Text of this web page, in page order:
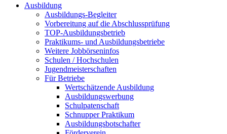
Ausbildung
Ausbildungs-Begleiter
Vorbereitung auf die Abschlussprüfung
TOP-Ausbildungsbetrieb
Praktikums- und Ausbildungsbetriebe
Weitere Jobbörseninfos
Schulen / Hochschulen
Jugendmeisterschaften
Für Betriebe
Wertschätzende Ausbildung
Ausbildungswerbung
Schulpatenschaft
Schnupper Praktikum
Ausbildungsbotschafter